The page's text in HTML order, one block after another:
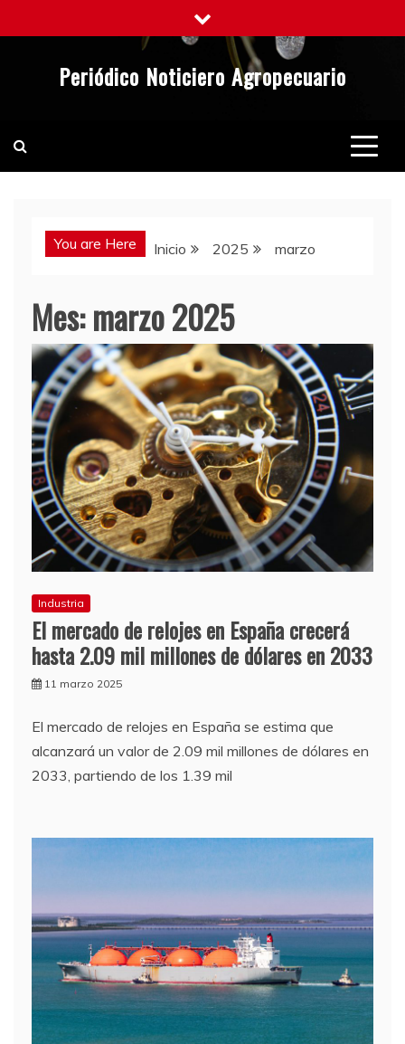
al
Periódico Noticiero Agropecuario
You are Here Inicio 2025 marzo
Mes:marzo 2025
Industria
El mercado de relojes en España crecerá
hasta 2.09 mil millones de dólares en 2033
11 marzo 2025
El mercado de relojes en España se estima que
alcanzará un valor de 2.09 mil millones de dólares en
2033, partiendo de los 1.39 mil